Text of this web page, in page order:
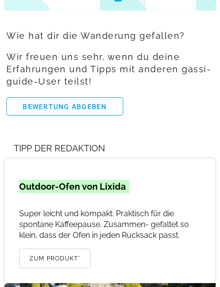
Wie hat dir die Wanderung gefallen?
Wir freuen uns sehr, wenn du deine
Erfahrungen und Tipps mit anderen gassi-
guide-User teilst!
BEWERTUNG ABGEBEN
TIPP DER REDAKTION
Outdoor-Ofen von Lixida
Super leicht und kompakt. Praktisch für die
spontane Kaffeepause. Zusammen- gefaltet so
klein, dass der Ofen in jeden Rucksack passt.
ZUM PRODUKT*